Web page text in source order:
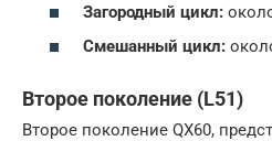
Загородный цикл:
Смешанный цикл:
Второе поколение (L51)
Второе поколение QX60,